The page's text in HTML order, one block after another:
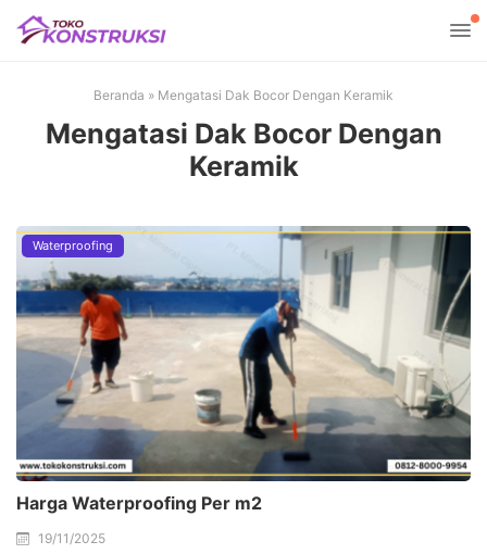
Beranda » Mengatasi Dak Bocor Dengan Keramik
Mengatasi Dak Bocor Dengan
Keramik
Waterproofing
Harga Waterproofing Per m2
19/11/2025